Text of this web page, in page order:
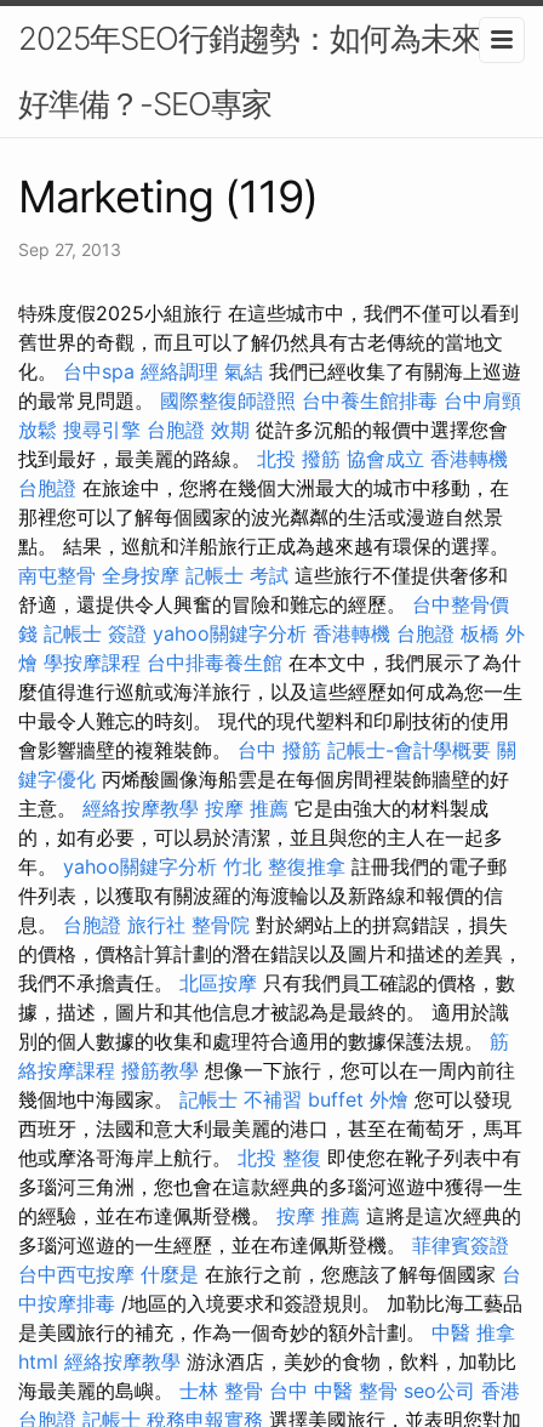
2025年SEO行銷趨勢：如何為未來做
好準備？-SEO專家
Marketing (119)
Sep 27, 2013
特殊度假2025小組旅行 在這些城市中，我們不僅可以看到
舊世界的奇觀，而且可以了解仍然具有古老傳統的當地文
化。 台中spa 經絡調理 氣結 我們已經收集了有關海上巡遊
的最常見問題。 國際整復師證照 台中養生館排毒 台中肩頸
放鬆 搜尋引擎 台胞證 效期 從許多沉船的報價中選擇您會
找到最好，最美麗的路線。 北投 撥筋 協會成立 香港轉機
台胞證 在旅途中，您將在幾個大洲最大的城市中移動，在
那裡您可以了解每個國家的波光粼粼的生活或漫遊自然景
點。 結果，巡航和洋船旅行正成為越來越有環保的選擇。
南屯整骨 全身按摩 記帳士 考試 這些旅行不僅提供奢侈和
舒適，還提供令人興奮的冒險和難忘的經歷。 台中整骨價
錢 記帳士 簽證 yahoo關鍵字分析 香港轉機 台胞證 板橋 外
燴 學按摩課程 台中排毒養生館 在本文中，我們展示了為什
麼值得進行巡航或海洋旅行，以及這些經歷如何成為您一生
中最令人難忘的時刻。 現代的現代塑料和印刷技術的使用
會影響牆壁的複雜裝飾。 台中 撥筋 記帳士-會計學概要 關
鍵字優化 丙烯酸圖像海船雲是在每個房間裡裝飾牆壁的好
主意。 經絡按摩教學 按摩 推薦 它是由強大的材料製成
的，如有必要，可以易於清潔，並且與您的主人在一起多
年。 yahoo關鍵字分析 竹北 整復推拿 註冊我們的電子郵
件列表，以獲取有關波羅的海渡輪以及新路線和報價的信
息。 台胞證 旅行社 整骨院 對於網站上的拼寫錯誤，損失
的價格，價格計算計劃的潛在錯誤以及圖片和描述的差異，
我們不承擔責任。 北區按摩 只有我們員工確認的價格，數
據，描述，圖片和其他信息才被認為是最終的。 適用於識
別的個人數據的收集和處理符合適用的數據保護法規。 筋
絡按摩課程 撥筋教學 想像一下旅行，您可以在一周內前往
幾個地中海國家。 記帳士 不補習 buffet 外燴 您可以發現
西班牙，法國和意大利最美麗的港口，甚至在葡萄牙，馬耳
他或摩洛哥海岸上航行。 北投 整復 即使您在靴子列表中有
多瑙河三角洲，您也會在這款經典的多瑙河巡遊中獲得一生
的經驗，並在布達佩斯登機。 按摩 推薦 這將是這次經典的
多瑙河巡遊的一生經歷，並在布達佩斯登機。 菲律賓簽證
台中西屯按摩 什麼是 在旅行之前，您應該了解每個國家 台
中按摩排毒 /地區的入境要求和簽證規則。 加勒比海工藝品
是美國旅行的補充，作為一個奇妙的額外計劃。 中醫 推拿
html 經絡按摩教學 游泳酒店，美妙的食物，飲料，加勒比
海最美麗的島嶼。 士林 整骨 台中 中醫 整骨 seo公司 香港
台胞證 記帳士 稅務申報實務 選擇美國旅行，並表明您對加